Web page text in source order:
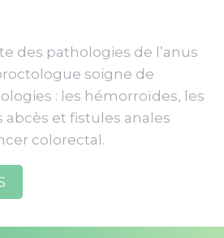
des pathologies de l’anus
soigne de
: les hémorroïdes, les
abcès et fistules anales
colorectal.